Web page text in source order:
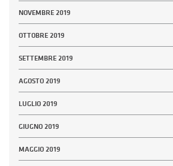
NOVEMBRE 2019
OTTOBRE 2019
SETTEMBRE 2019
AGOSTO 2019
LUGLIO 2019
GIUGNO 2019
MAGGIO 2019